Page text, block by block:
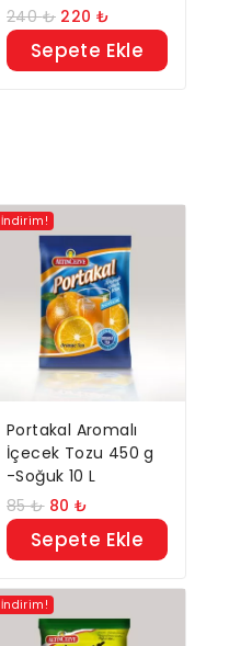
240₺ 220₺
Sepete Ekle
İndirim!
Portakal Aromalı
İçecek Tozu 450 g
-Soğuk 10 L
85₺ 80₺
Sepete Ekle
İndirim!